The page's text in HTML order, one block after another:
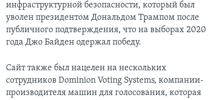
инфраструктурной безопасности, который был
уволен президентом Дональдом Трампом после
публичного подтверждения, что на выборах 2020
года Джо Байден одержал победу.
Сайт также был нацелен на нескольких
сотрудников Dominion Voting Systems, компании-
производителя машин для голосования, которая